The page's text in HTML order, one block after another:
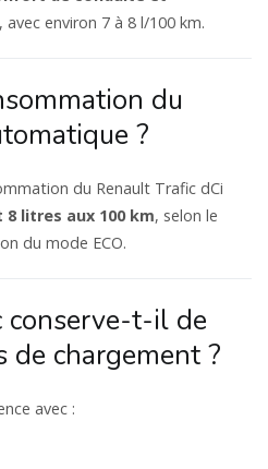
, avec environ 7 à 8 l/100 km.
du
?
du Renault Trafic dCi
8 litres aux 100 km, selon le
du mode ECO.
conserve-t-il de
de chargement ?
avec :